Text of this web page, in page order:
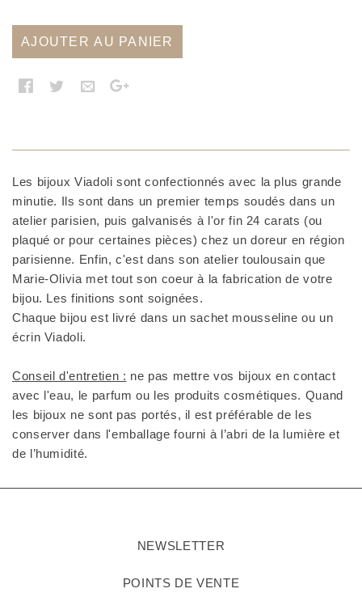
AJOUTER AU PANIER
Les bijoux Viadoli sont confectionnés avec la plus grande
minutie. Ils sont dans un premier temps soudés dans un
atelier parisien, puis galvanisés à l'or fin 24 carats (ou
plaqué or pour certaines pièces) chez un doreur en région
parisienne. Enfin, c'est dans son atelier toulousain que
Marie-Olivia met tout son coeur à la fabrication de votre
bijou. Les finitions sont soignées.
Chaque bijou est livré dans un sachet mousseline ou un
écrin Viadoli.
Conseil d'entretien : ne pas mettre vos bijoux en contact
avec l'eau, le parfum ou les produits cosmétiques. Quand
les bijoux ne sont pas portés, il est préférable de les
conserver dans l'emballage fourni à l’abri de la lumière et
de l’humidité.
NEWSLETTER
POINTS DE VENTE